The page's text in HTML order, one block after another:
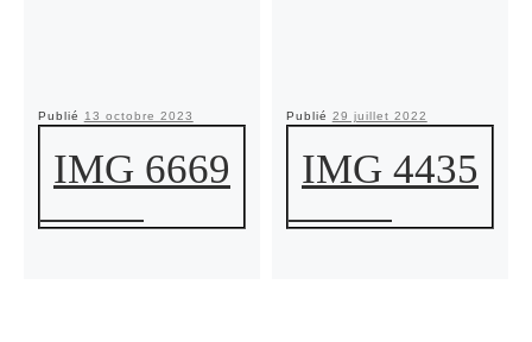
Publié 13 octobre 2023
IMG 6669
Publié 29 juillet 2022
IMG 4435